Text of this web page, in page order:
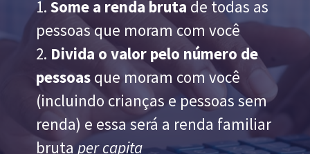
1.Some a renda bruta de todas as
pessoas que moram com você
2. Divida o valor pelo número de
pessoas que moram com você
(incluindo crianças e pessoas sem
renda) e essa será a renda familiar
brutaper capita